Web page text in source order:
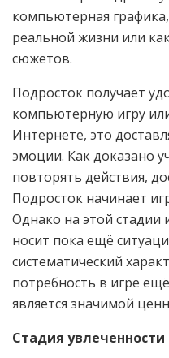
компьютерная
реальной жизни или
сюжетов.
Подросток получает
компьютерную игру
Интернете, это
эмоции. Как доказано
повторять действия,
Подросток начинает
Однако на этой
носит пока ещё
систематический
потребность в игре
является значимой
Стадия увлеченности